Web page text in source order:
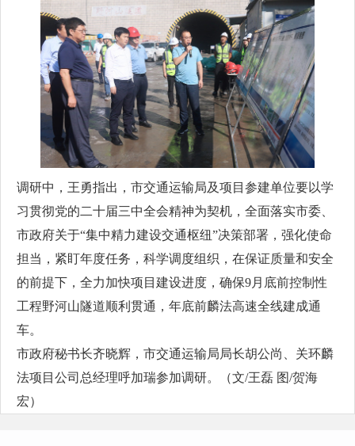
调研中，王勇指出，市交通运输局及项目参建单位要以学
习贯彻党的二十届三中全会精神为契机，全面落实市委、
市政府关于“集中精力建设交通枢纽”决策部署，强化使命
担当，紧盯年度任务，科学调度组织，在保证质量和安全
的前提下，全力加快项目建设进度，确保9月底前控制性
工程野河山隧道顺利贯通，年底前麟法高速全线建成通
车。
市政府秘书长齐晓辉，市交通运输局局长胡公尚、关环麟
法项目公司总经理呼加瑞参加调研。（文/王磊 图/贺海
宏）